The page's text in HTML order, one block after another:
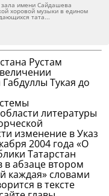
зала имени Сайдашева
хоровой музыки в едином
тата...
Рустам
Тукая до
литературы
изменение в Указ
2004 года «О
Татарстан
в абзаце втором
каждая» словами
в тексте